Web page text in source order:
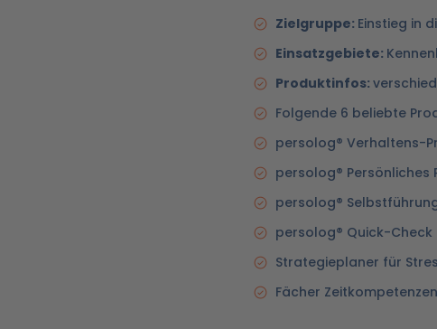
Zielgruppe: Einstieg in
Einsatzgebiete:
Produktinfos:
Folgende 6 beliebte
persolog® Verhaltens-
persolog® Persönliches
persolog®
persolog® Quick-
Strategieplaner für
Fächer Zeitkompetenzen